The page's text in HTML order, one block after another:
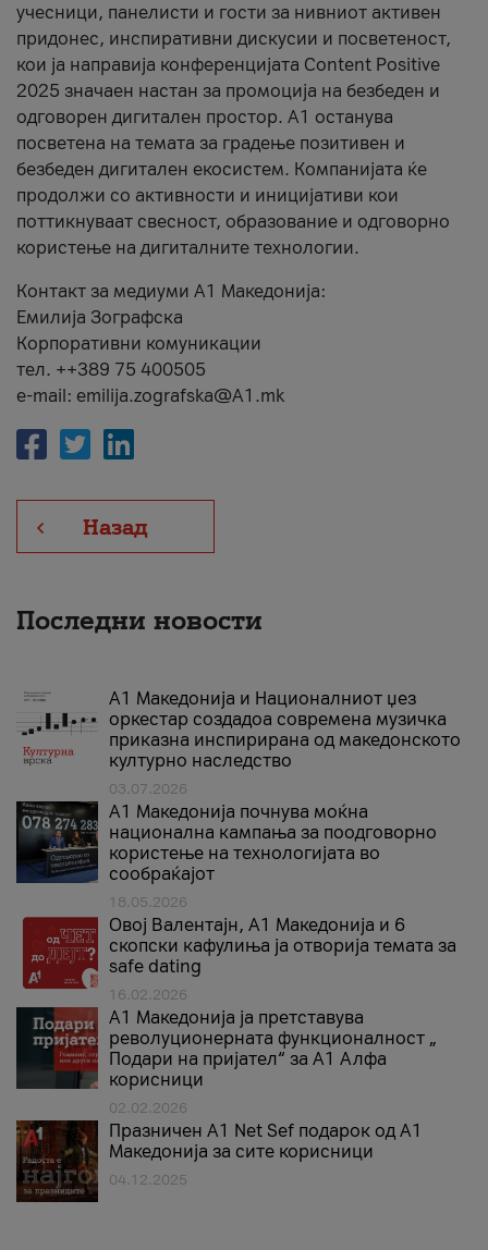
учесници, панелисти и гости за нивниот активен
придонес, инспиративни дискусии и посветеност,
кои ја направија конференцијата Content Positive
2025 значаен настан за промоција на безбеден и
одговорен дигитален простор. А1 останува
посветена на темата за градење позитивен и
безбеден дигитален екосистем. Компанијата ќе
продолжи со активности и иницијативи кои
поттикнуваат свесност, образование и одговорно
користење на дигиталните технологии.
Контакт за медиуми А1 Македонија:
Емилија Зографска
Корпоративни комуникации
тел. ++389 75 400505
e-mail: emilija.zografska@A1.mk
Назад
Последни новости
А1 Македонија и Националниот џез
оркестар создадоа современа музичка
приказна инспирирана од македонското
културно наследство
03.07.2026
A1 Македонија почнува моќна
национална кампања за поодговорно
користење на технологијата во
сообраќајот
18.05.2026
Овој Валентајн, A1 Македонија и 6
скопски кафулиња ја отворија темата за
safe dating
16.02.2026
А1 Македонија ја претставува
револуционерната функционалност „
Подари на пријател“ за А1 Алфа
корисници
02.02.2026
Празничен A1 Net Sеf подарок од А1
Македонија за сите корисници
04.12.2025